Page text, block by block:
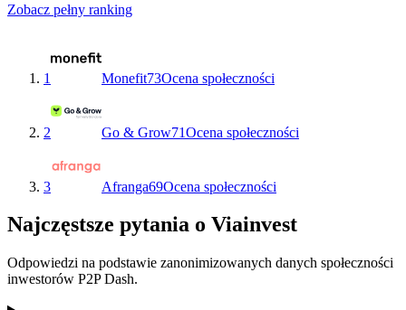
Zobacz pełny ranking
1 Monefit73Ocena społeczności
2 Go & Grow71Ocena społeczności
3 Afranga69Ocena społeczności
Najczęstsze pytania o Viainvest
Odpowiedzi na podstawie zanonimizowanych danych społeczności
inwestorów P2P Dash.